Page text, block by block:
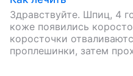
Здравствуйте. Шпиц, 4
коже появились
коросточки
проплешинки, затем